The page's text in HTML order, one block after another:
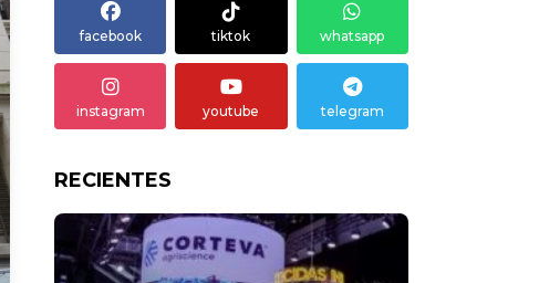
facebook tiktok whatsapp
instagram youtube telegram
RECIENTES